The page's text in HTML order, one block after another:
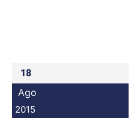
18
Ago
2015